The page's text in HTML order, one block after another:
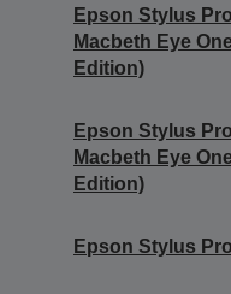
Epson Stylus
Macbeth Eye
Edition)
Epson Stylus
Macbeth Eye
Edition)
Epson Stylus